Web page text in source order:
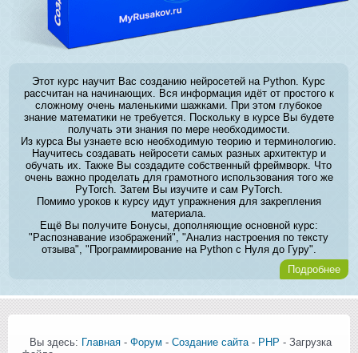
Этот курс научит Вас созданию нейросетей на Python. Курс
рассчитан на начинающих. Вся информация идёт от простого к
сложному очень маленькими шажками. При этом глубокое
знание математики не требуется. Поскольку в курсе Вы будете
получать эти знания по мере необходимости.
Из курса Вы узнаете всю необходимую теорию и терминологию.
Научитесь создавать нейросети самых разных архитектур и
обучать их. Также Вы создадите собственный фреймворк. Что
очень важно проделать для грамотного использования того же
PyTorch. Затем Вы изучите и сам PyTorch.
Помимо уроков к курсу идут упражнения для закрепления
материала.
Ещё Вы получите Бонусы, дополняющие основной курс:
"Распознавание изображений", "Анализ настроения по тексту
отзыва", "Программирование на Python с Нуля до Гуру".
Подробнее
Вы здесь: Главная - Форум - Создание сайта- PHP - Загрузка